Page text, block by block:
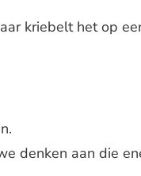
kriebelt het op
denken aan die